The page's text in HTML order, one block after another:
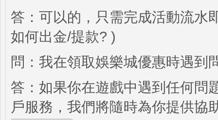
答：可以的，只需完成活動流水
如何出金/提款? )
問：我在領取娛樂城優惠時遇到
答：如果你在遊戲中遇到任何問
戶服務，我們將隨時為你提供協